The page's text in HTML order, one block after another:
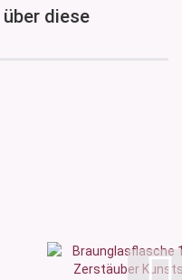
diese